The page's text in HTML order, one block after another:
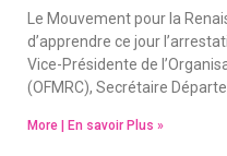
Le Mouvement pour la
d’apprendre ce jour
Vice-Présidente de
(OFMRC), Secrétaire
More | En savoir Plus »